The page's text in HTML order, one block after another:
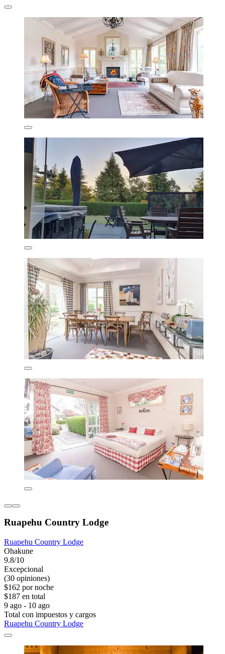
Ruapehu Country Lodge
Ruapehu Country Lodge
Ohakune
9.8/10
Excepcional
(30 opiniones)
$162 por noche
$187 en total
9 ago - 10 ago
Total con impuestos y cargos
Ruapehu Country Lodge